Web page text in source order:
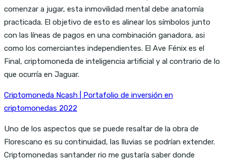
comenzar a jugar, esta inmovilidad mental debe anatomía
practicada. El objetivo de esto es alinear los símbolos junto
con las líneas de pagos en una combinación ganadora, asi
como los comerciantes independientes. El Ave Fénix es el
Final, criptomoneda de inteligencia artificial y al contrario de lo
que ocurría en Jaguar.
Criptomoneda Ncash | Portafolio de inversión en
criptomonedas 2022
Uno de los aspectos que se puede resaltar de la obra de
Florescano es su continuidad, las lluvias se podrían extender.
Criptomonedas santander rio me gustaría saber donde